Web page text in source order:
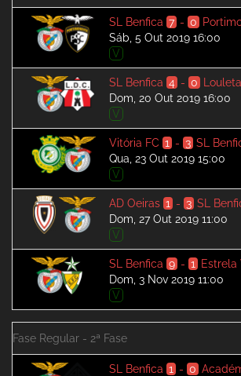
SL Benfica 7 - 0
Sáb, 5 Out 2019 16:00
V
SL Benfica 4 - 0
Dom, 20 Out 2019 16:00
V
Vitória FC 1 - 3 SL
Qua, 23 Out 2019 15:00
V
AD Oeiras 1 - 3 SL
Dom, 27 Out 2019 11:00
V
SL Benfica 9 - 1
Estrela
Dom, 3 Nov 2019 11:00
V
Fase Regular - 2ª Fase
SL Benfica 1 - 0